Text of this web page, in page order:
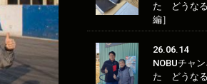
た どうな
編］
26.06.14
NOBUチャ
た どうな